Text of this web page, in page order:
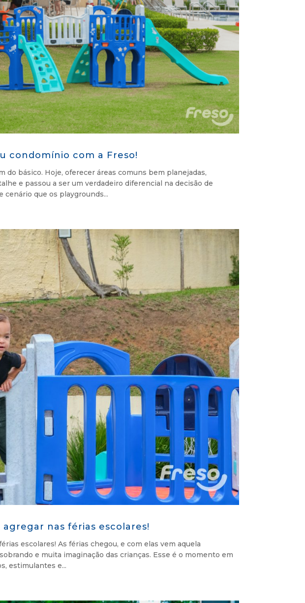
condomínio com a Freso!
do básico. Hoje, oferecer áreas comuns bem planejadas,
e passou a ser um verdadeiro diferencial na decisão de
cenário que os playgrounds...
nas férias escolares!
escolares! As férias chegou, e com elas vem aquela
e muita imaginação das crianças. Esse é o momento em
estimulantes e...